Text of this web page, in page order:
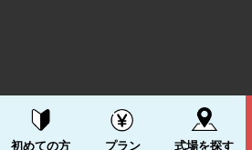
資料請求する
初めての方 プラン 式場を探す